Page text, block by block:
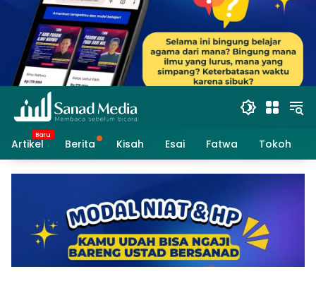
Artikel Berita Kisah Esai Fatwa Tokoh